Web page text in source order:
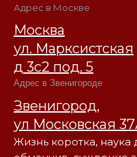
Адрес в Москве
Москва
ул. Марксистская
д 3с2 под. 5
Адрес в Звенигороде
Звенигород,
ул Московская
Жизнь коротка, наука